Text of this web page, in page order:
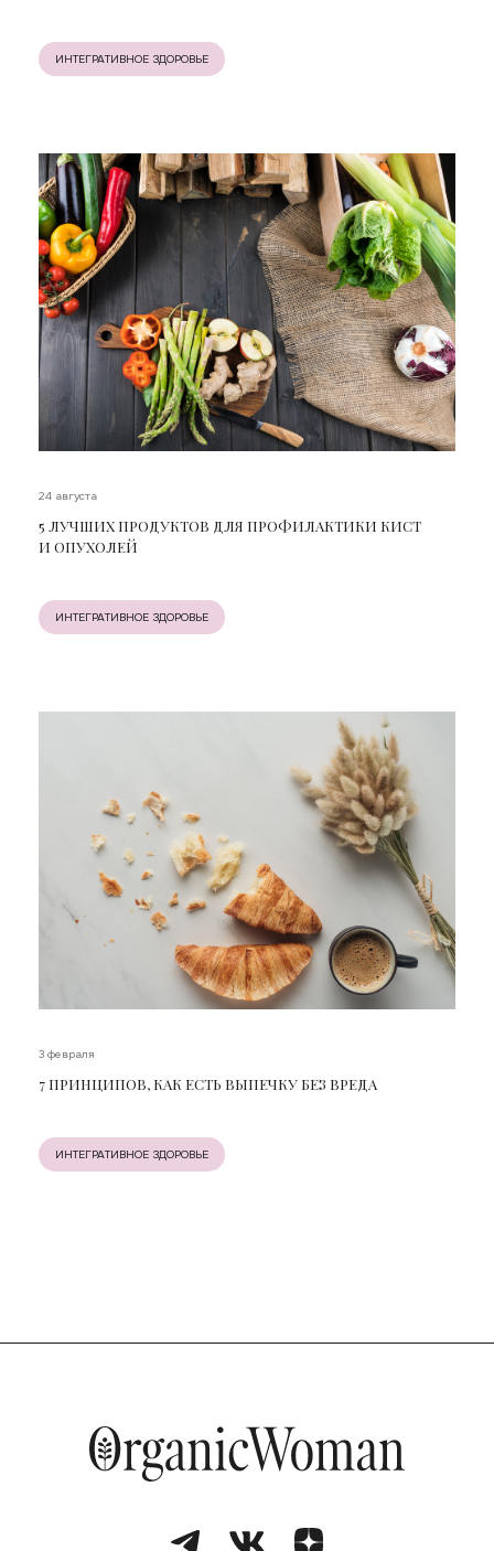
ИНТЕГРАТИВНОЕ ЗДОРОВЬЕ
24 августа
5 ЛУЧШИХ ПРОДУКТОВ ДЛЯ ПРОФИЛАКТИКИ КИСТ
И ОПУХОЛЕЙ
ИНТЕГРАТИВНОЕ ЗДОРОВЬЕ
3 февраля
7 ПРИНЦИПОВ, КАК ЕСТЬ ВЫПЕЧКУ БЕЗ ВРЕДА
ИНТЕГРАТИВНОЕ ЗДОРОВЬЕ